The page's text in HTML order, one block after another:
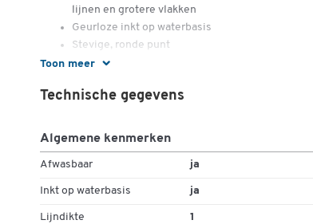
Toon meer
lijnen en grotere vlakken
Geurloze inkt op waterbasis
Stevige, ronde punt
Dop met ventilatie
Robuuste punt van 1.0 mm voor gelijkmatige
Lijnbreedte: 0,4 mm
Puntgroote: 0,8 mm
PP-schacht
20 stuks = 1 pak
Wist u dat? De STABILO Pen 68 kan ook worden
Technische gegevens
Algemene kenmerken
Afwasbaar ja
Inkt op waterbasis ja
Lijndikte 1